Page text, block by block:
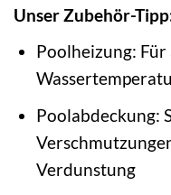
Unser Zubehör-
Poolheizung: Für
Poolabdeckung:
Verdunstung